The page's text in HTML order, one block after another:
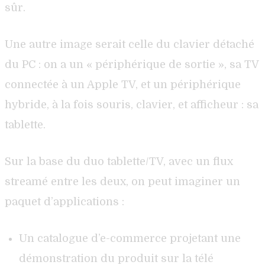
sûr.
Une autre image serait celle du clavier détaché
du PC : on a un « périphérique de sortie », sa TV
connectée à un Apple TV, et un périphérique
hybride, à la fois souris, clavier, et afficheur : sa
tablette.
Sur la base du duo tablette/TV, avec un flux
streamé entre les deux, on peut imaginer un
paquet d’applications :
Un catalogue d’e-commerce projetant une
démonstration du produit sur la télé